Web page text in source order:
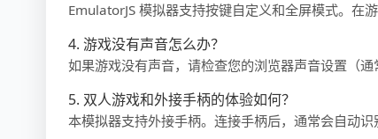
EmulatorJS 模拟器支持按键自定义和全屏模式。在
4. 游戏没有声音怎么办？
如果游戏没有声音，请检查您的浏览器声音设置（
5. 双人游戏和外接手柄的体验如何？
本模拟器支持外接手柄。连接手柄后，通常会自动